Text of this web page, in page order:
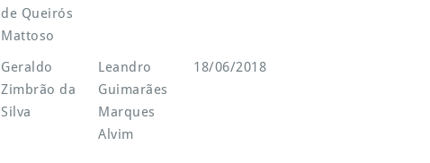
de Queirós
Mattoso
Geraldo
Zimbrão da
Silva
Leandro
Guimarães
Marques
Alvim
18/06/2018